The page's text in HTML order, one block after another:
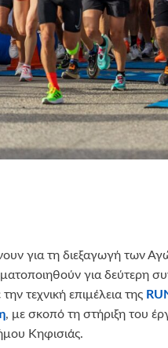
για τη διεξαγωγή των
για δεύτερη
την τεχνική επιμέλεια της
, με σκοπό τη στήριξη του
Κηφισιάς.